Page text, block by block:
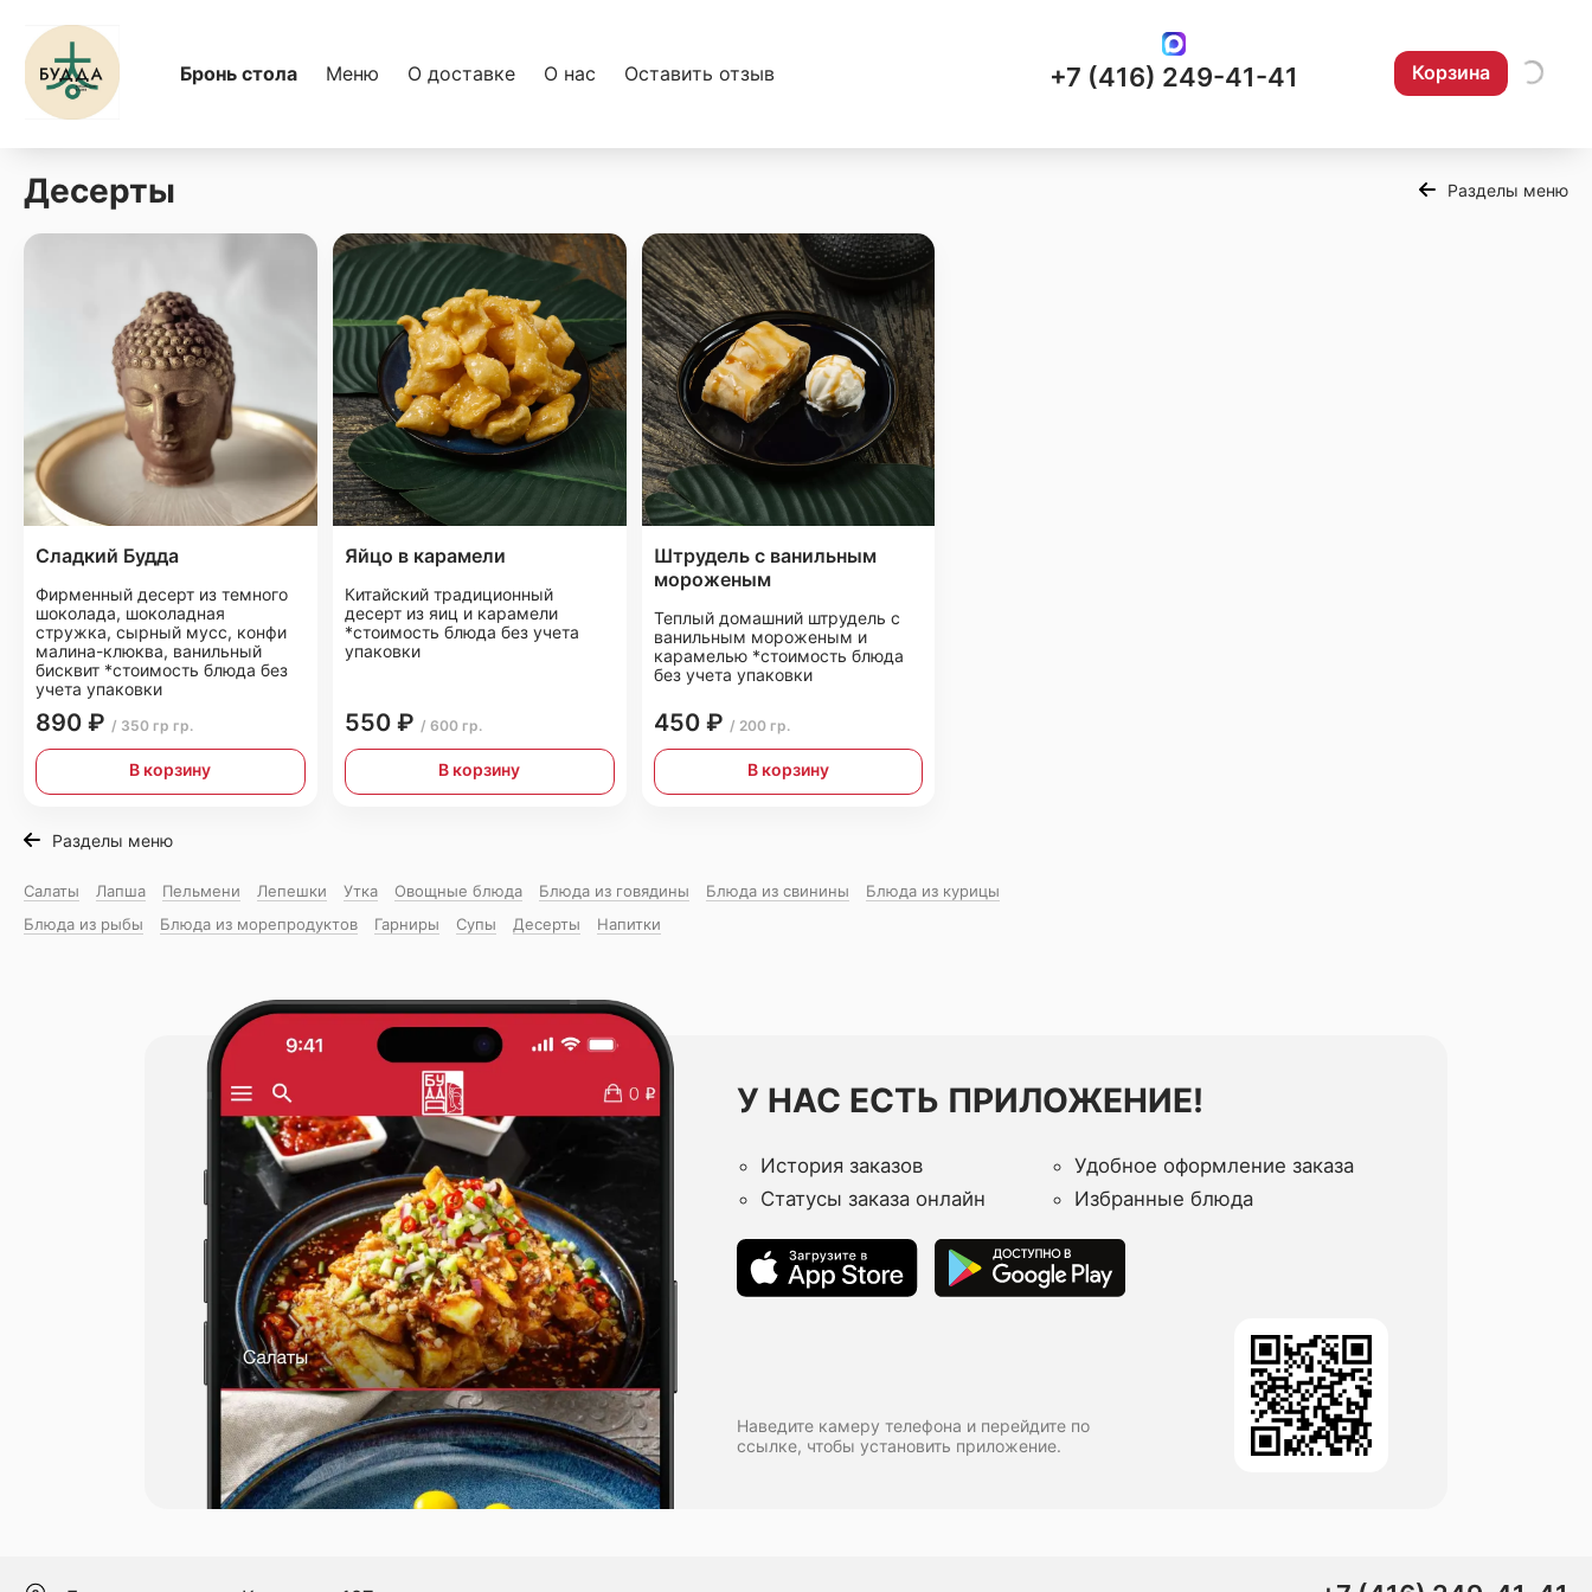
Бронь стола Меню О доставке О нас Оставить отзыв +7 (416) 249-41-41 Корзина
Десерты Разделы меню
Сладкий Будда
Фирменный десерт из темного
шоколада, шоколадная
стружка, сырный мусс, конфи
малина-клюква, ванильный
бисквит *стоимость блюда без
учета упаковки
890 ₽ / 350 гр гр.
В корзину
Яйцо в карамели
Китайский традиционный
десерт из яиц и карамели
*стоимость блюда без учета
упаковки
550 ₽ / 600 гр.
В корзину
Штрудель с ванильным
мороженым
Теплый домашний штрудель с
ванильным мороженым и
карамелью *стоимость блюда
без учета упаковки
450 ₽ / 200 гр.
В корзину
Разделы меню
Салаты Лапша Пельмени Лепешки Утка Овощные блюда Блюда из говядины Блюда из свинины
Блюда из курицы
Блюда из рыбы
Блюда из морепродуктов Гарниры Супы Десерты Напитки
У НАС ЕСТЬ ПРИЛОЖЕНИЕ!
История заказов
Удобное оформление заказа
Статусы заказа онлайн
Избранные блюда
Наведите камеру телефона и перейдите по
ссылке, чтобы установить приложение.